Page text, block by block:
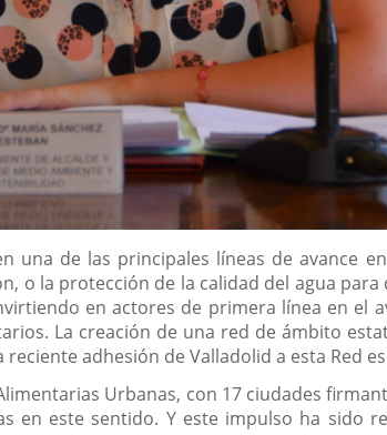
una de las principales líneas de avance
o la protección de la calidad del agua
en actores de primera línea en el
La creación de una red de ámbito
adhesión de Valladolid a esta Red
Urbanas, con 17 ciudades
en este sentido. Y este impulso ha sido